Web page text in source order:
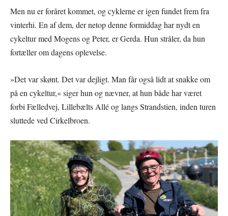
Men nu er foråret kommet, og cyklerne er igen fundet frem fra
vinterhi. En af dem, der netop denne formiddag har nydt en
cykeltur med Mogens og Peter, er Gerda. Hun stråler, da hun
fortæller om dagens oplevelse.
»Det var skønt. Det var dejligt. Man får også lidt at snakke om
på en cykeltur,« siger hun og nævner, at hun både har været
forbi Fælledvej, Lillebælts Allé og langs Strandstien, inden turen
sluttede ved Cirkelbroen.